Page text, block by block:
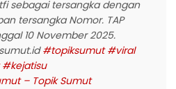
sebagai tersangka dengan
tersangka Nomor. TAP
10 November 2025.
#topiksumut #viral
#kejatisu
– Topik Sumut